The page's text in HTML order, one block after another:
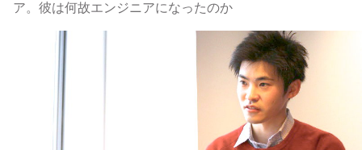
ア。彼は何故エンジニアになったのか